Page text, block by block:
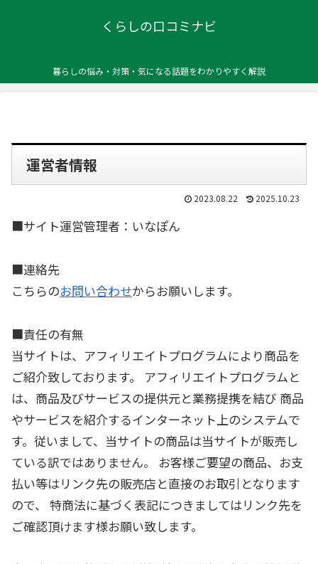
くらしの口コミナビ
暮らしの悩み・対策・気になる話題をわかりやすく解説
運営者情報
2023.08.22 2025.10.23
■サイト運営管理者：いなぽん
■連絡先
こちらのお問い合わせからお願いします。
■責任の有無
当サイトは、アフィリエイトプログラムにより商品を
ご紹介致しております。 アフィリエイトプログラムと
は、商品及びサービスの提供元と業務提携を結び 商品
やサービスを紹介するインターネット上のシステムで
す。従いまして、当サイトの商品は当サイトが販売し
ている訳ではありません。 お客様ご要望の商品、お支
払い等はリンク先の販売店と直接のお取引となります
ので、 特商法に基づく表記につきましてはリンク先を
ご確認頂けます様お願い致します。